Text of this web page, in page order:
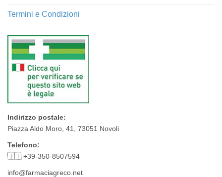
Termini e Condizioni
Indirizzo postale:
Piazza Aldo Moro, 41, 73051 Novoli
Telefono:
🇮🇹 +39-350-8507594
info@farmaciagreco.net